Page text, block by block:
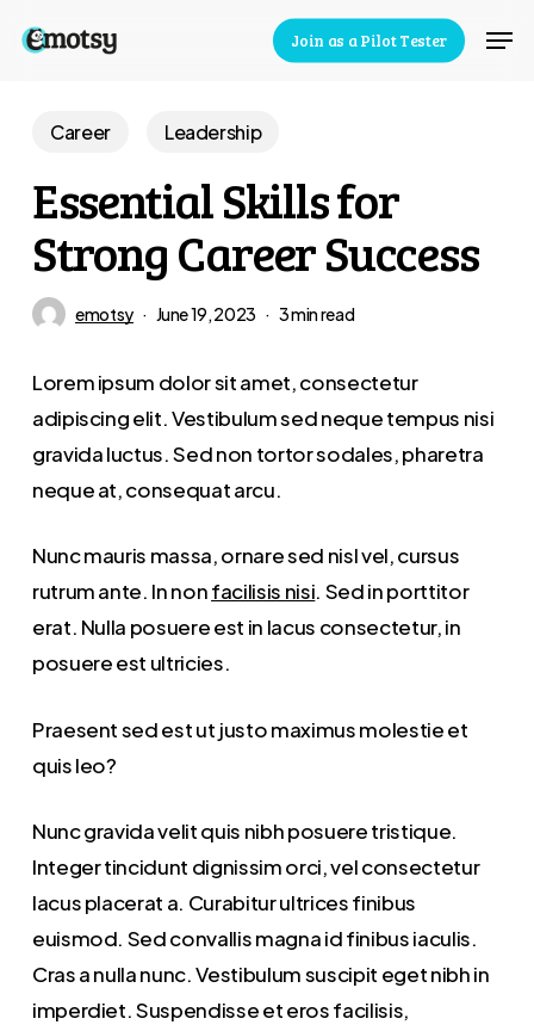
content
Join as a Pilot Tester
Career Leadership
Essential Skills for
Strong Career Success
emotsy June 19, 2023 3 min read
Lorem ipsum dolor sit amet, consectetur
adipiscing elit. Vestibulum sed neque tempus nisi
gravida luctus. Sed non tortor sodales, pharetra
neque at, consequat arcu.
Nunc mauris massa, ornare sed nisl vel, cursus
rutrum ante. In nonfacilisis nisi. Sed in porttitor
erat. Nulla posuere est in lacus consectetur, in
posuere est ultricies.
Praesent sed est ut justo maximus molestie et
quis leo?
Nunc gravida velit quis nibh posuere tristique.
Integer tincidunt dignissim orci, vel consectetur
lacus placerat a. Curabitur ultrices finibus
euismod. Sed convallis magna id finibus iaculis.
Cras a nulla nunc. Vestibulum suscipit eget nibh in
imperdiet. Suspendisse et eros facilisis,